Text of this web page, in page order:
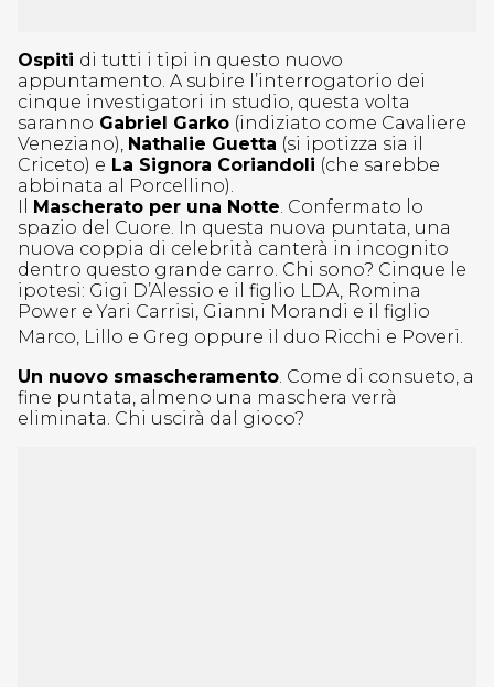
Ospiti di tutti i tipi in questo nuovo
appuntamento. A subire l’interrogatorio dei
cinque investigatori in studio, questa volta
saranno Gabriel Garko (indiziato come Cavaliere
Veneziano), Nathalie Guetta (si ipotizza sia il
Criceto) e La Signora Coriandoli (che sarebbe
abbinata al Porcellino).
Il Mascherato per una Notte. Confermato lo
spazio del Cuore. In questa nuova puntata, una
nuova coppia di celebrità canterà in incognito
dentro questo grande carro. Chi sono? Cinque le
ipotesi: Gigi D’Alessio e il figlio LDA, Romina
Power e Yari Carrisi, Gianni Morandi e il figlio
Marco, Lillo e Greg oppure il duo Ricchi e Poveri.
Un nuovo smascheramento. Come di consueto, a
fine puntata, almeno una maschera verrà
eliminata. Chi uscirà dal gioco?